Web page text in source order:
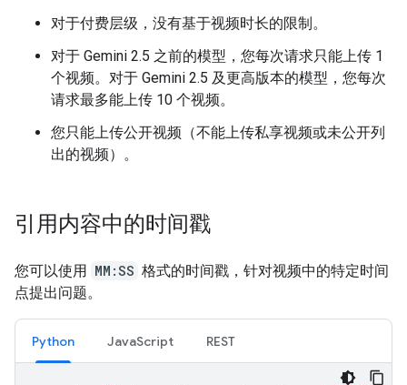
对于付费层级，没有基于视频时长的限制。
对于 Gemini 2.5 之前的模型，您每次请求只能上传 1
个视频。对于 Gemini 2.5 及更高版本的模型，您每次
请求最多能上传 10 个视频。
您只能上传公开视频（不能上传私享视频或未公开列
出的视频）。
引用内容中的时间戳
您可以使用 MM:SS 格式的时间戳，针对视频中的特定时间
点提出问题。
Python JavaScript REST